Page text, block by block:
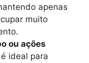
apenas
muito
ou ações
ideal para